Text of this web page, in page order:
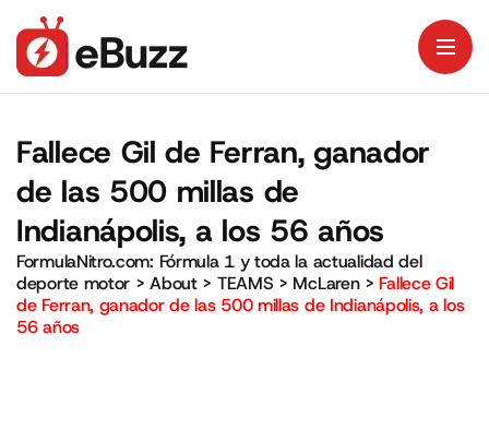
Fallece Gil de Ferran, ganador
de las 500 millas de
Indianápolis, a los 56 años
FormulaNitro.com: Fórmula 1 y toda la actualidad del
deporte motor >About> TEAMS > McLaren> Fallece Gil
de Ferran, ganador de las 500 millas de Indianápolis, a los
56 años